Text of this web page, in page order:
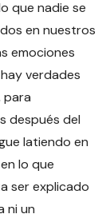
que nadie se
en nuestros
emociones
verdades
para
después del
latiendo en
lo que
ser explicado
ni un